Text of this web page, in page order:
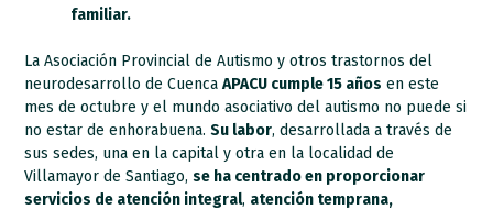
familiar.
La Asociación Provincial de Autismo y otros trastornos del
neurodesarrollo de CuencaAPACU cumple 15 años en este
mes de octubre y el mundo asociativo del autismo no puede si
no estar de enhorabuena.Su labor, desarrollada a través de
sus sedes, una en la capital y otra en la localidad de
Villamayor de Santiago,se ha centrado en proporcionar
servicios de atención integral, atención temprana,